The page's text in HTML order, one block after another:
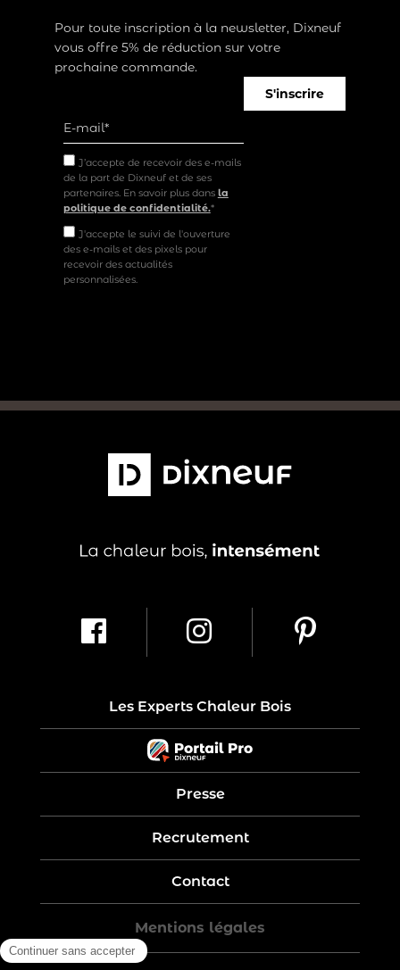
Pour toute inscription à la newsletter, Dixneuf
vous offre 5% de réduction sur votre
prochaine commande.
J’accepte de recevoir des e-mails
de la part de Dixneuf et de ses
partenaires. En savoir plus dans la
politique de confidentialité.*
J'accepte le suivi de l'ouverture
des e-mails et des pixels pour
recevoir des actualités
personnalisées.
S'inscrire
Les Experts Chaleur Bois
Presse
Recrutement
Contact
Mentions légales